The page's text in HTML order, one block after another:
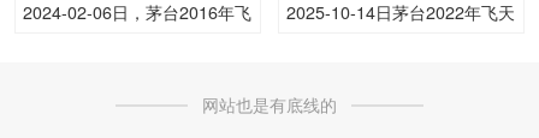
2024-02-06日，茅台2016年飞
2025-10-14日茅台2022年飞天
网站也是有底线的